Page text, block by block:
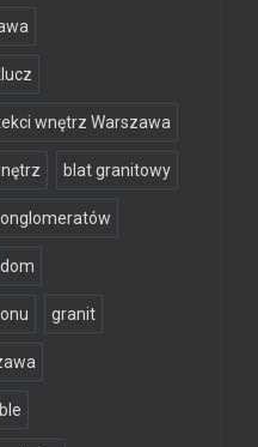
wnętrz Warszawa
blat granitowy
dom
granit